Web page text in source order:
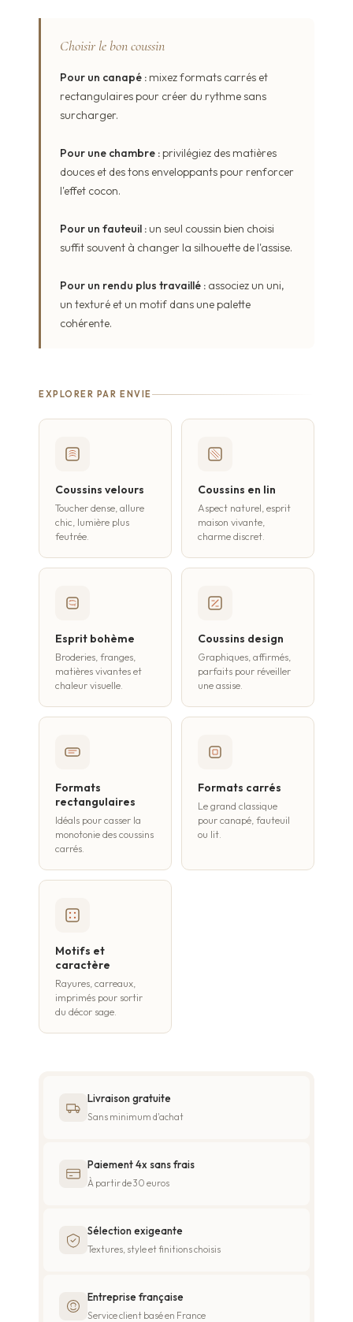
Choisir le bon coussin
Pour un canapé : mixez formats carrés et
rectangulaires pour créer du rythme sans
surcharger.
Pour une chambre :privilégiez des matières
douces et des tons enveloppants pour renforcer
l'effet cocon.
Pour un fauteuil : un seul coussin bien choisi
suffit souvent à changer la silhouette de l'assise.
Pour un rendu plus travaillé : associez un uni,
un texturé et un motif dans une palette
cohérente.
EXPLORER PAR ENVIE
Coussins velours
Toucher dense, allure
chic, lumière plus
feutrée.
Coussins en lin
Aspect naturel, esprit
maison vivante,
charme discret.
Esprit bohème
Broderies, franges,
matières vivantes et
chaleur visuelle.
Coussins design
Graphiques, affirmés,
parfaits pour réveiller
une assise.
Formats
rectangulaires
Idéals pour casser la
monotonie des coussins
carrés.
Formats carrés
Le grand classique
pour canapé, fauteuil
ou lit.
Motifs et
caractère
Rayures, carreaux,
imprimés pour sortir
du décor sage.
Livraison gratuite
Sans minimum d'achat
Paiement 4x sans frais
À partir de 30 euros
Sélection exigeante
Textures, style et finitions choisis
Entreprise française
Service client basé en France